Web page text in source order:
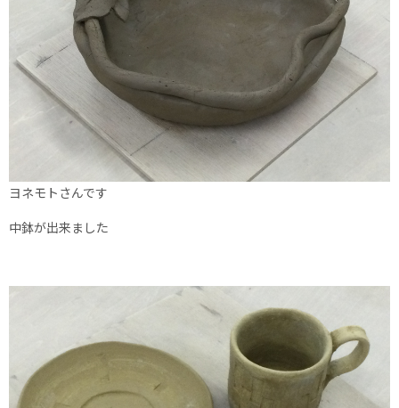
ヨネモトさんです
中鉢が出来ました